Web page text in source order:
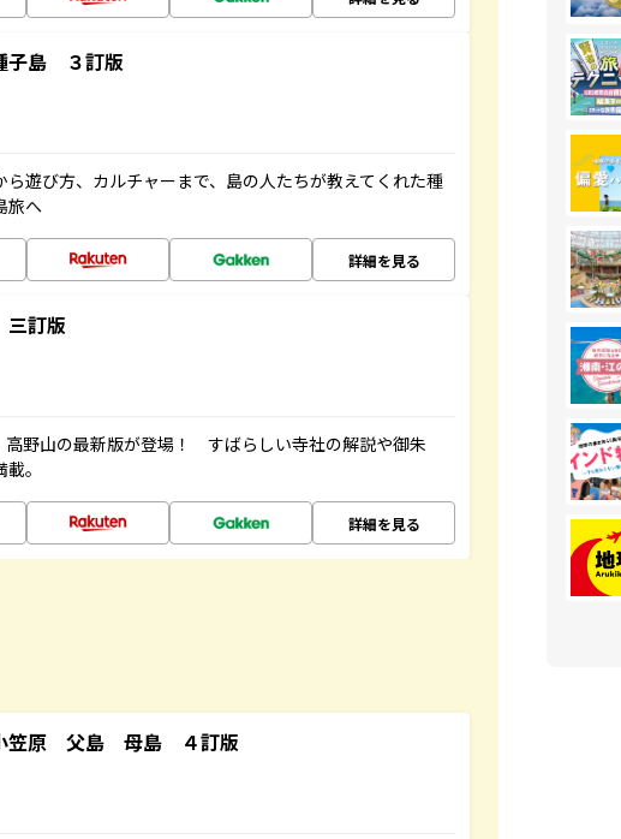
島 ３訂版
遊び方、カルチャーまで、島の人たちが教えてくれた種
旅へ
詳細を見る
訂版
高野山の最新版が登場！ すばらしい寺社の解説や御朱
。
詳細を見る
笠原 父島 母島 ４訂版